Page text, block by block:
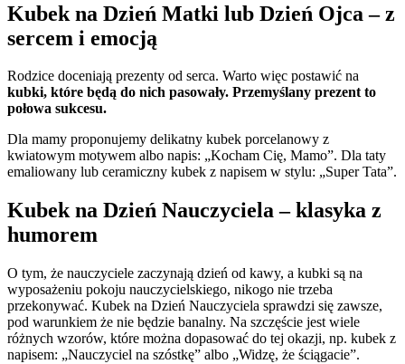
Kubek na Dzień Matki lub Dzień Ojca – z
sercem i emocją
Rodzice doceniają prezenty od serca. Warto więc postawić na
kubki, które będą do nich pasowały. Przemyślany prezent to
połowa sukcesu.
Dla mamy proponujemy delikatny kubek porcelanowy z
kwiatowym motywem albo napis: „Kocham Cię, Mamo”. Dla taty
emaliowany lub ceramiczny kubek z napisem w stylu: „Super Tata”.
Kubek na Dzień Nauczyciela – klasyka z
humorem
O tym, że nauczyciele zaczynają dzień od kawy, a kubki są na
wyposażeniu pokoju nauczycielskiego, nikogo nie trzeba
przekonywać. Kubek na Dzień Nauczyciela sprawdzi się zawsze,
pod warunkiem że nie będzie banalny. Na szczęście jest wiele
różnych wzorów, które można dopasować do tej okazji, np. kubek z
napisem: „Nauczyciel na szóstkę” albo „Widzę, że ściągacie”.